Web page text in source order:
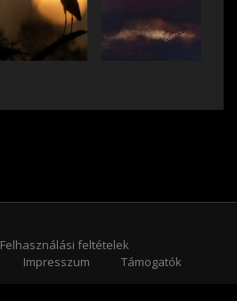
Felhasználási feltételek
Impresszum
Támogatók